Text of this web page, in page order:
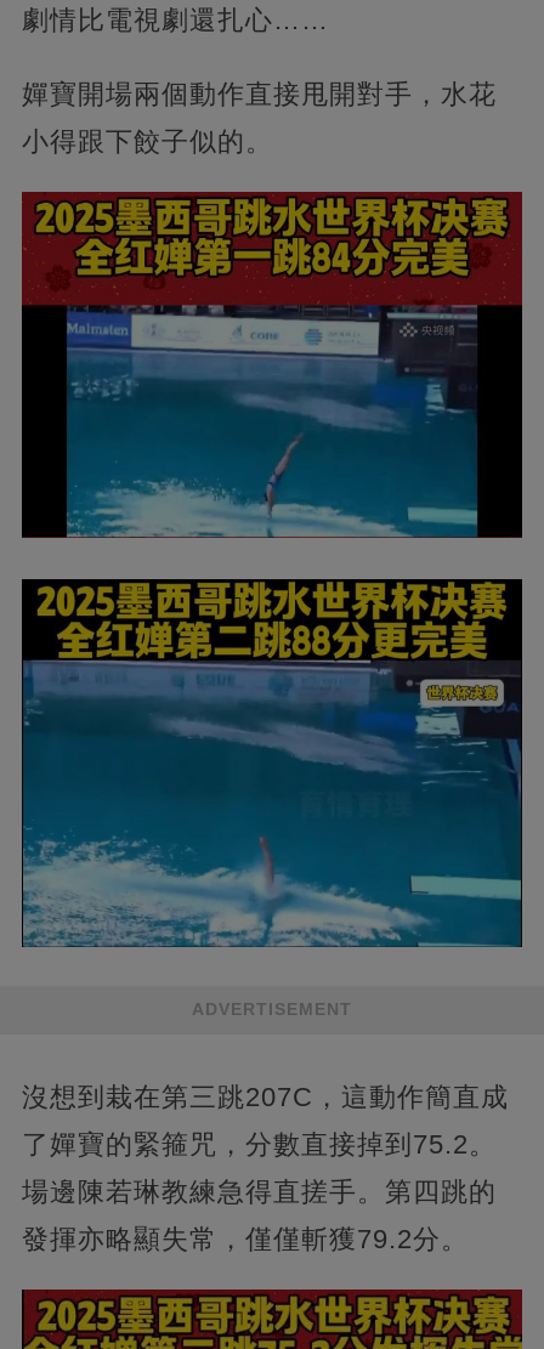
劇情比電視劇還扎心……
嬋寶開場兩個動作直接甩開對手，水花
小得跟下餃子似的。
ADVERTISEMENT
沒想到栽在第三跳207C，這動作簡直成
了嬋寶的緊箍咒，分數直接掉到75.2。
場邊陳若琳教練急得直搓手。第四跳的
發揮亦略顯失常，僅僅斬獲79.2分。